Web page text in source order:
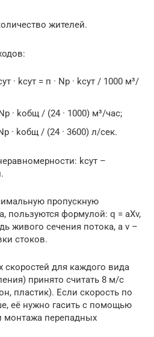
жителей.
· kсут = п · Nр · kсут / 1000 м³/
· kобщ / (24 · 1000) м³/час;
· kобщ / (24 · 3600) л/сек.
kсут –
пропускную
пользуются формулой: q = aХv,
живого сечения потока, а v –
стоков.
для каждого вида
принято считать 8 м/с
пластик). Если скорость по
её нужно гасить с помощью
монтажа перепадных